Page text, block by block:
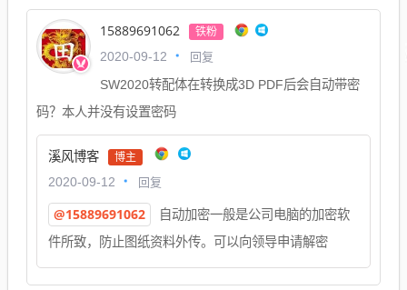
15889691062 铁粉
2020-09-12 回复
SW2020转配体在转换成3D PDF后会自动带密
码？本人并没有设置密码
溪风博客 博主
2020-09-12 回复
@15889691062
自动加密一般是公司电脑的加密软
件所致，防止图纸资料外传。可以向领导申请解密